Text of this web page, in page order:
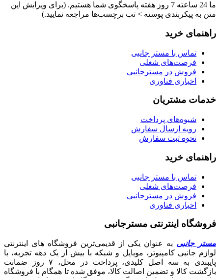
ما 24 ساعته 7 روز هفته پاسخگوی شما هستیم. (برای ویرایش این
متن به پیکربندی پوسته > تب برچسب‌ها مراجعه نمایید.)
راهنمای خرید
تماس با مستر جانبی
فرصت‌های شغلی
فروش در مسترجانبی
اخباری فناوری
خدمات مشتریان
شیوه‌های پرداخت
رویه ارسال سفارش
نحوه ثبت سفارش
راهنمای خرید
تماس با مستر جانبی
فرصت‌های شغلی
فروش در مسترجانبی
اخباری فناوری
فروشگاه اینترنتی مسترجانبی
مستر جانبی به عنوان یکی از قدیمی‌ترین فروشگاه های اینترنتی
لوازم جانبی کامپیوتر، موبایل و شبکه با بیش از یک دهه تجربه، با
پایبندی به سه اصل کلیدی، پرداخت در محل، ۷ روز ضمانت
بازگشت کالا و تضمین اصالت کالا، موفق شده تا همگام با فروشگاه‌